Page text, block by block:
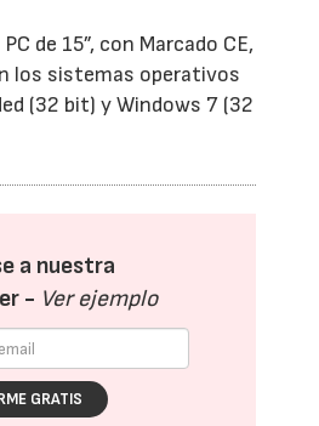
de 15”, con Marcado CE,
los sistemas operativos
(32 bit) y Windows 7 (32
a nuestra
- Ver ejemplo
GRATIS